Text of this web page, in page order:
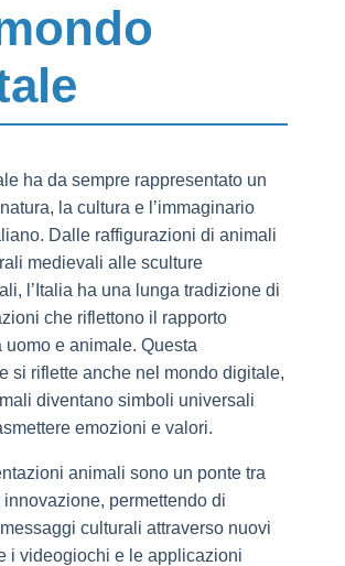
ha da sempre rappresentato un
la cultura e l’immaginario
Dalle raffigurazioni di animali
medievali alle sculture
l’Italia ha una lunga tradizione di
che riflettono il rapporto
uomo e animale. Questa
si riflette anche nel mondo digitale,
diventano simboli universali
emozioni e valori.
animali sono un ponte tra
permettendo di
culturali attraverso nuovi
i videogiochi e le applicazioni